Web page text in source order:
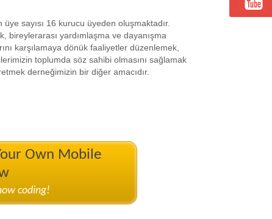
sayısı 16 kurucu üyeden oluşmaktadır.
bireylerarası yardımlaşma ve dayanışma
karşılamaya dönük faaliyetler düzenlemek,
toplumda söz sahibi olmasını sağlamak
derneğimizin bir diğer amacıdır.
Own Mobile
coding!